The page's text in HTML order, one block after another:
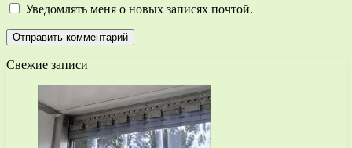
Уведомлять меня о новых записях почтой.
Свежие записи